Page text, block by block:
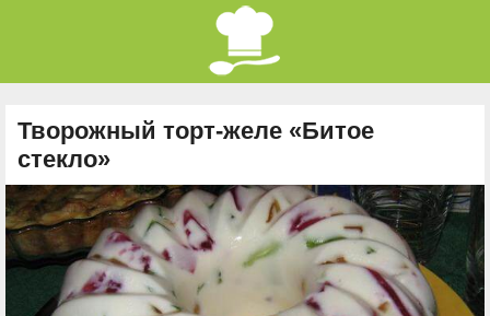
Творожный торт-желе «Битое
стекло»